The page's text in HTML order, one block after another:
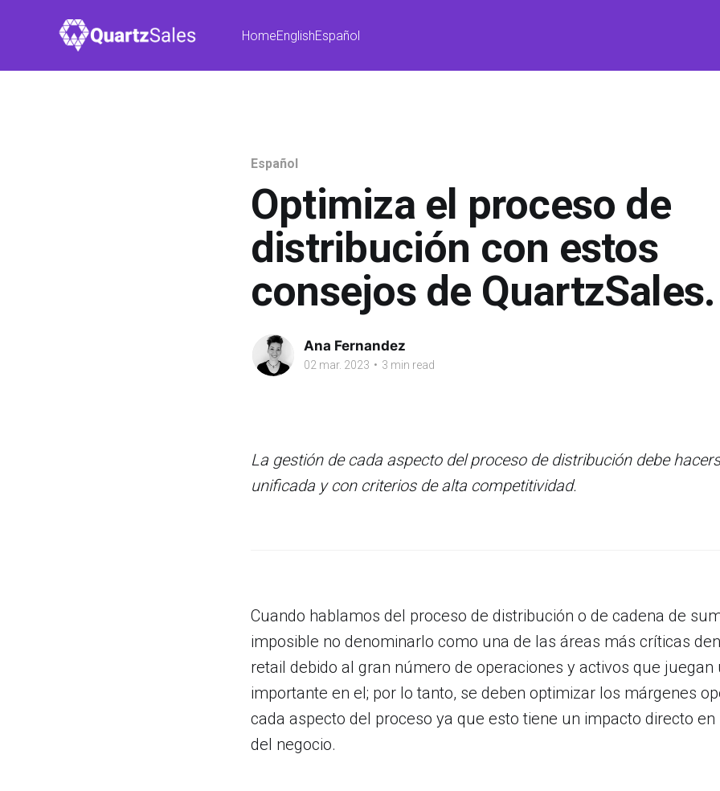
HomeEnglishEspañol
Español
Optimiza el proceso de
distribución con estos
consejos de QuartzSales.
Ana Fernandez
02 mar. 2023 • 3 min read
La gestión de cada aspecto del proceso de distribución debe
unificada y con criterios de alta competitividad.
Cuando hablamos del proceso de distribución o de cadena de
imposible no denominarlo como una de las áreas más críticas
retail debido al gran número de operaciones y activos que juegan
importante en el; por lo tanto, se deben optimizar los márgenes
cada aspecto del proceso ya que esto tiene un impacto directo
del negocio.